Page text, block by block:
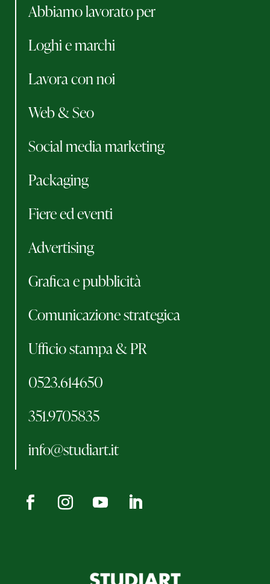
Abbiamo lavorato per
Loghi e marchi
Lavora con noi
Web & Seo
Social media marketing
Packaging
Fiere ed eventi
Advertising
Grafica e pubblicità
Comunicazione strategica
Ufficio stampa & PR
0523.614650
351.9705835
info@studiart.it